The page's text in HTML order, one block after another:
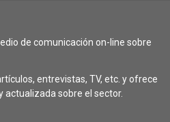
de comunicación on-line sobre
entrevistas, TV, etc. y ofrece
actualizada sobre el sector.